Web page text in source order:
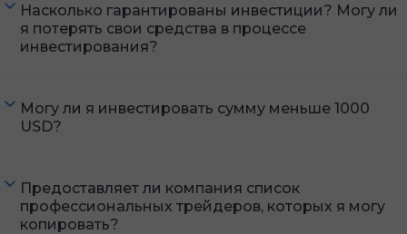
Насколько гарантированы инвестиции? Могу ли
я потерять свои средства в процессе
инвестирования?
Могу ли я инвестировать сумму меньше 1000
USD?
Предоставляет ли компания список
профессиональных трейдеров, которых я могу
копировать?